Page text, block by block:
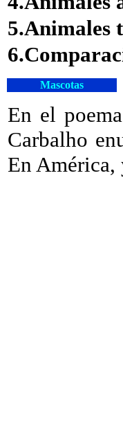
5.Animales
Mascotas
En el
Carbalho
En América,